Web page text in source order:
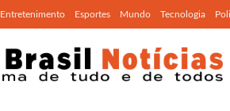
Entretenimento Esportes Mundo Tecnologia